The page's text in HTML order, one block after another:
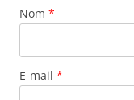
Nom *
E-mail *